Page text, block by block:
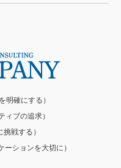
明確にする）
ィブの追求）
戦する）
ションを大切に）